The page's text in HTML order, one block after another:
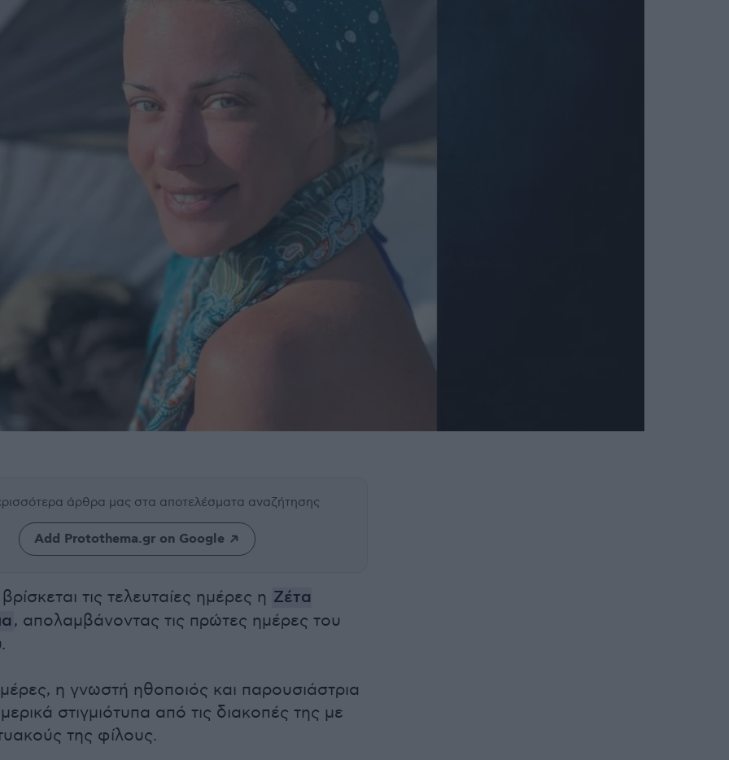
άρθρα μας στα αποτελέσματα αναζήτησης
Add Protothema.gr on Google
τις τελευταίες ημέρες η Ζέτα
, απολαμβάνοντας τις πρώτες ημέρες του
η γνωστή ηθοποιός και παρουσιάστρια
στιγμιότυπα από τις διακοπές της με
της φίλους.